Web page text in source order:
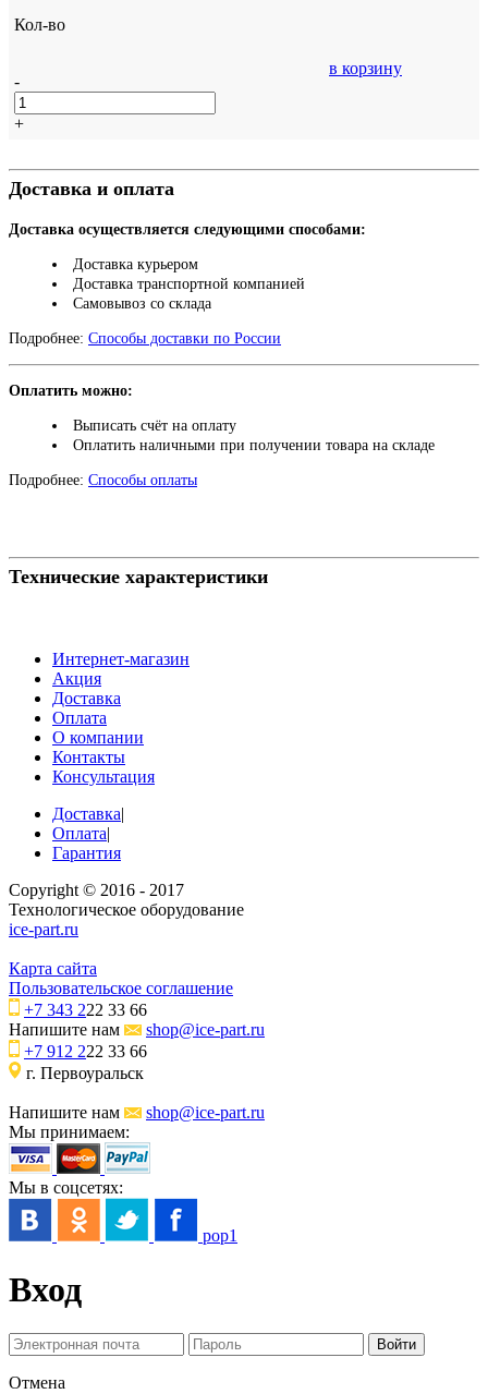
Кол-во
-
+
в корзину
Доставка и оплата
Доставка осуществляется следующими способами:
Доставка курьером
Доставка транспортной компанией
Самовывоз со склада
Подробнее: Способы доставки по России
Оплатить можно:
Выписать счёт на оплату
Оплатить наличными при получении товара на складе
Подробнее: Способы оплаты
Технические характеристики
Интернет-магазин
Акция
Доставка
Оплата
О компании
Контакты
Консультация
Доставка|
Оплата|
Гарантия
Copyright © 2016 - 2017
Технологическое оборудование
ice-part.ru
Карта сайта
Пользовательское соглашение
+7 343 222 33 66
Напишите нам
shop@ice-part.ru
+7 912 222 33 66
г. Первоуральск
Напишите нам
shop@ice-part.ru
Мы принимаем:
Мы в соцсетях:
pop1
Вход
Отмена